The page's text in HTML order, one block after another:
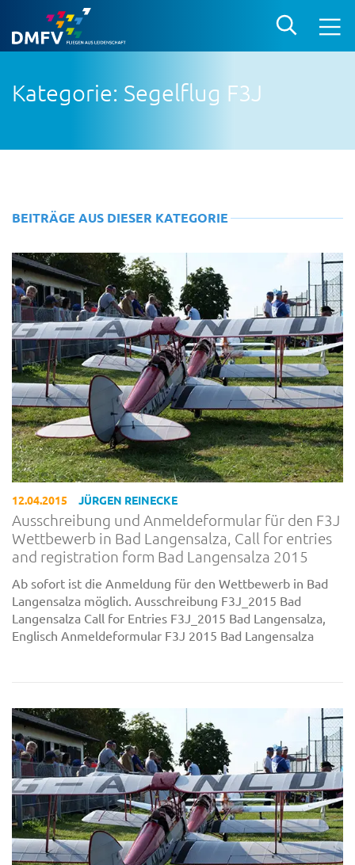
Kategorie: Segelflug F3J
BEITRÄGE AUS DIESER KATEGORIE
12.04.2015 JÜRGEN REINECKE
Ausschreibung und Anmeldeformular für den F3J
Wettbewerb in Bad Langensalza, Call for entries
and registration form Bad Langensalza 2015
Ab sofort ist die Anmeldung für den Wettbewerb in Bad
Langensalza möglich. Ausschreibung F3J_2015 Bad
Langensalza Call for Entries F3J_2015 Bad Langensalza,
Englisch Anmeldeformular F3J 2015 Bad Langensalza